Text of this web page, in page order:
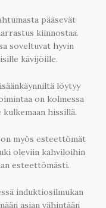
pääsevät
kiinnostaa.
soveltuvat hyvin
kävijöille.
löytyy
on kolmessa
hissillä.
myös esteettömät
oleviin kahviloihin
esteettömästi.
induktiosilmukan
asian vähintään